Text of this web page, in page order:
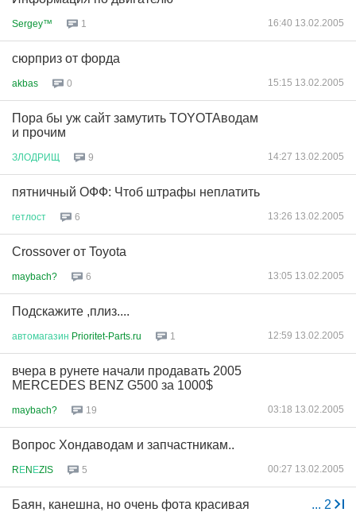
Sergey™ 1 16:40 13.02.2005
сюрприз от форда
akbas 0 15:15 13.02.2005
Пора бы уж сайт замутить ТOYOTAводам
и прочим
ЗЛОДРИЩ 9 14:27 13.02.2005
пятничный ОФФ: Чтоб штрафы неплатить
гетлост 6 13:26 13.02.2005
Crossover от Toyota
maybach? 6 13:05 13.02.2005
Подскажите ,плиз....
автомагазин Prioritet-Parts.ru 1 12:59 13.02.2005
вчера в рунете начали продавать 2005
MERCEDES BENZ G500 за 1000$
maybach? 19 03:18 13.02.2005
Вопрос Хондаводам и запчастникам..
RЕNЕZIS 5 00:27 13.02.2005
... 2
Баян, канешна, но очень фота красивая